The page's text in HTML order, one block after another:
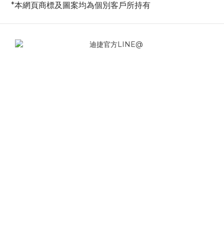
*本網頁商標及圖案均為個別客戶所持有